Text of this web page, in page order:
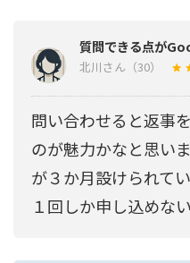
質問できる点が
北川さん（30）
問い合わせると返事
のが魅力かなと思い
が３か月設けられて
１回しか申し込めな